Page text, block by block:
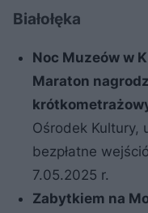
Białołęka
Noc Muzeów w
Maraton
Ośrodek Kultury,
bezpłatne
7.05.2025 r.
Zabytkiem na